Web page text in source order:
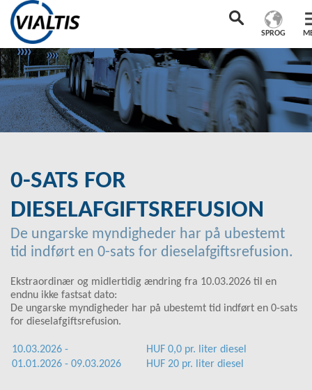
SPROG
0-SATS FOR
DIESELAFGIFTSREFUSION
De ungarske myndigheder har på ubestemt
tid indført en 0-sats for dieselafgiftsrefusion.
Ekstraordinær og midlertidig ændring fra 10.03.2026 til en
endnu ikke fastsat dato:
De ungarske myndigheder har på ubestemt tid indført en 0-sats
for dieselafgiftsrefusion.
10.03.2026 -
HUF 0,0 pr. liter diesel
01.01.2026 - 09.03.2026
HUF 20 pr. liter diesel